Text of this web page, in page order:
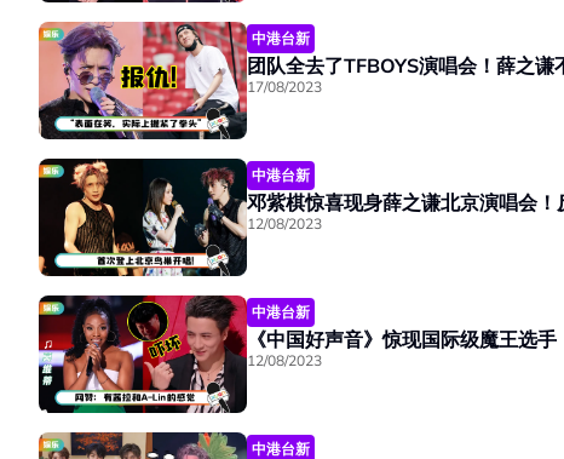
中港台新
团队全去了TFBOYS演唱会！薛之谦
17/08/2023
中港台新
邓紫棋惊喜现身薛之谦北京演唱会
12/08/2023
中港台新
《中国好声音》惊现国际级魔王选
12/08/2023
中港台新